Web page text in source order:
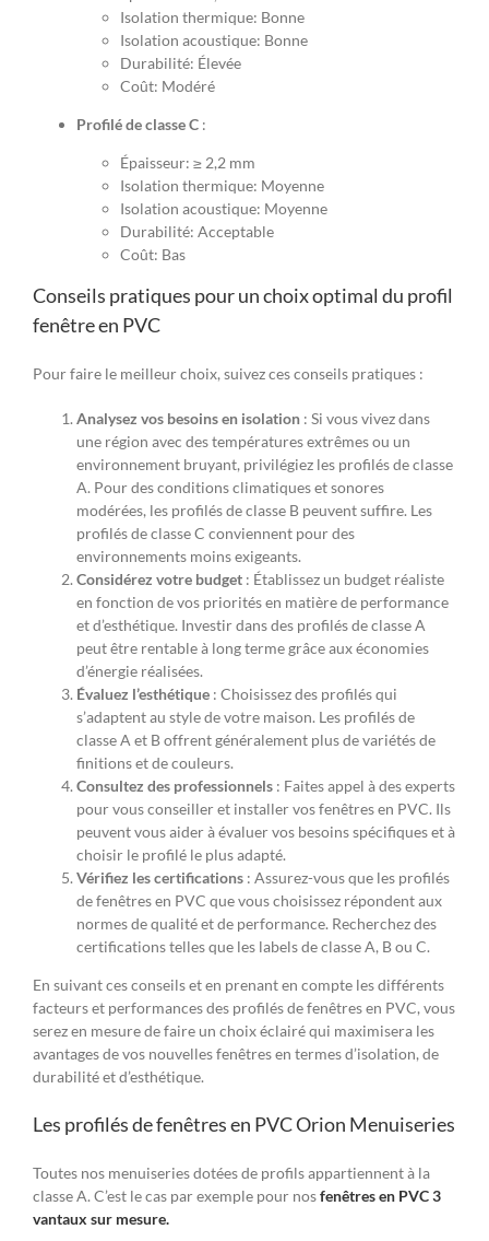
Isolation thermique: Bonne
Isolation acoustique: Bonne
Durabilité: Élevée
Coût: Modéré
Profilé de classe C :
Épaisseur: ≥ 2,2 mm
Isolation thermique: Moyenne
Isolation acoustique: Moyenne
Durabilité: Acceptable
Coût: Bas
Conseils pratiques pour un choix optimal du profil
fenêtre en PVC
Pour faire le meilleur choix, suivez ces conseils pratiques :
Analysez vos besoins en isolation : Si vous vivez dans
une région avec des températures extrêmes ou un
environnement bruyant, privilégiez les profilés de classe
A. Pour des conditions climatiques et sonores
modérées, les profilés de classe B peuvent suffire. Les
profilés de classe C conviennent pour des
environnements moins exigeants.
Considérez votre budget : Établissez un budget réaliste
en fonction de vos priorités en matière de performance
et d’esthétique. Investir dans des profilés de classe A
peut être rentable à long terme grâce aux économies
d’énergie réalisées.
Évaluez l’esthétique : Choisissez des profilés qui
s’adaptent au style de votre maison. Les profilés de
classe A et B offrent généralement plus de variétés de
finitions et de couleurs.
Consultez des professionnels : Faites appel à des experts
pour vous conseiller et installer vos fenêtres en PVC. Ils
peuvent vous aider à évaluer vos besoins spécifiques et à
choisir le profilé le plus adapté.
Vérifiez les certifications : Assurez-vous que les profilés
de fenêtres en PVC que vous choisissez répondent aux
normes de qualité et de performance. Recherchez des
certifications telles que les labels de classe A, B ou C.
En suivant ces conseils et en prenant en compte les différents
facteurs et performances des profilés de fenêtres en PVC, vous
serez en mesure de faire un choix éclairé qui maximisera les
avantages de vos nouvelles fenêtres en termes d’isolation, de
durabilité et d’esthétique.
Les profilés de fenêtres en PVC Orion Menuiseries
Toutes nos menuiseries dotées de profils appartiennent à la
classe A. C’est le cas par exemple pour nosfenêtres en PVC 3
vantaux sur mesure.